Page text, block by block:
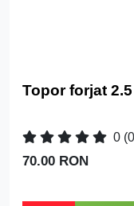
Topor forjat
0
70.00 RON